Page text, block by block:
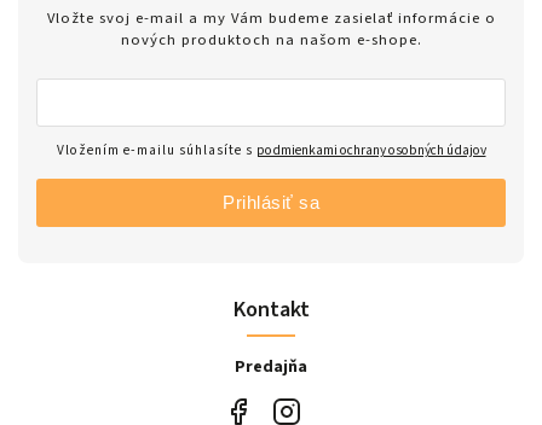
Kontakt
Predajňa
Vložte svoj e-mail a my Vám budeme zasielať informácie o
nových produktoch na našom e-shope.
Vložením e-mailu súhlasíte s podmienkami ochrany osobných údajov
Prihlásiť sa